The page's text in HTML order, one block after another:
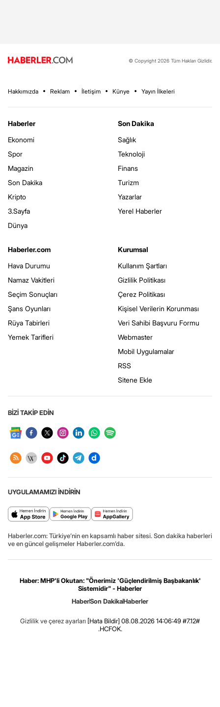
© Copyright 2026 Tüm Hakları Gizlidir.
Hakkımızda Reklam İletişim Künye Yayın İlkeleri
Haberler
Ekonomi
Spor
Magazin
Son Dakika
Kripto
3.Sayfa
Dünya
Son Dakika
Sağlık
Teknoloji
Finans
Turizm
Yazarlar
Yerel Haberler
Haberler.com
Hava Durumu
Namaz Vakitleri
Seçim Sonuçları
Şans Oyunları
Rüya Tabirleri
Yemek Tarifleri
Kurumsal
Kullanım Şartları
Gizlilik Politikası
Çerez Politikası
Kişisel Verilerin Korunması
Veri Sahibi Başvuru Formu
Webmaster
Mobil Uygulamalar
RSS
Sitene Ekle
BİZİ TAKİP EDİN
UYGULAMAMIZI İNDİRİN
Haberler.com: Türkiye’nin en kapsamlı haber sitesi. Son dakika haberleri
ve en güncel gelişmeler Haberler.com’da.
Haber: MHP'li Okutan: "Önerimiz 'Güçlendirilmiş Başbakanlık'
Sistemidir" - Haberler
HaberSon DakikaHaberler
Gizlilik ve çerez ayarları [Hata Bildir] 08.08.2026 14:06:49 #7.12#
.HCFOK.